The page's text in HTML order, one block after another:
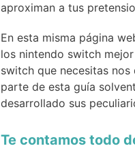
aproximan a tus
En esta misma página
los nintendo switch
switch que necesitas
parte de esta guía
desarrollado sus
Te contamos todo